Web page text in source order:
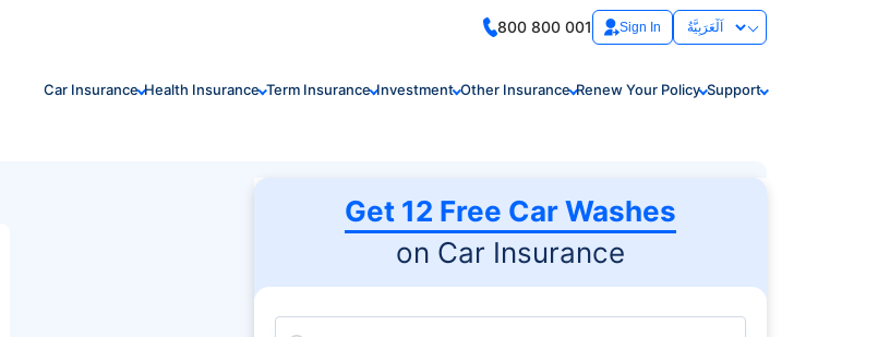
800 800 001 Sign In
Car Insurance Health Insurance Term Insurance Investment Other Insurance Renew Your Policy Support
Get 12 Free Car Washes
on Car Insurance